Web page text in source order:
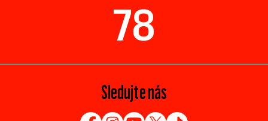
78
Sledujte nás